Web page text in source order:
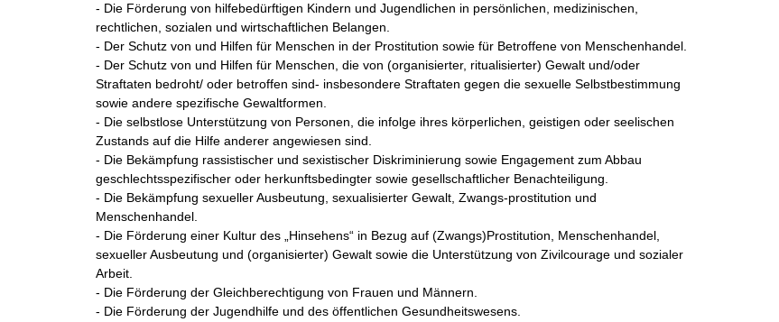
- Die Förderung von hilfebedürftigen Kindern und Jugendlichen in persönlichen, medizinischen,
rechtlichen, sozialen und wirtschaftlichen Belangen.
- Der Schutz von und Hilfen für Menschen in der Prostitution sowie für Betroffene von Menschenhandel.
- Der Schutz von und Hilfen für Menschen, die von (organisierter, ritualisierter) Gewalt und/oder
Straftaten bedroht/ oder betroffen sind- insbesondere Straftaten gegen die sexuelle Selbstbestimmung
sowie andere spezifische Gewaltformen.
- Die selbstlose Unterstützung von Personen, die infolge ihres körperlichen, geistigen oder seelischen
Zustands auf die Hilfe anderer angewiesen sind.
- Die Bekämpfung rassistischer und sexistischer Diskriminierung sowie Engagement zum Abbau
geschlechtsspezifischer oder herkunftsbedingter sowie gesellschaftlicher Benachteiligung.
- Die Bekämpfung sexueller Ausbeutung, sexualisierter Gewalt, Zwangs-prostitution und
Menschenhandel.
- Die Förderung einer Kultur des „Hinsehens“ in Bezug auf (Zwangs)Prostitution, Menschenhandel,
sexueller Ausbeutung und (organisierter) Gewalt sowie die Unterstützung von Zivilcourage und sozialer
Arbeit.
- Die Förderung der Gleichberechtigung von Frauen und Männern.
- Die Förderung der Jugendhilfe und des öffentlichen Gesundheitswesens.